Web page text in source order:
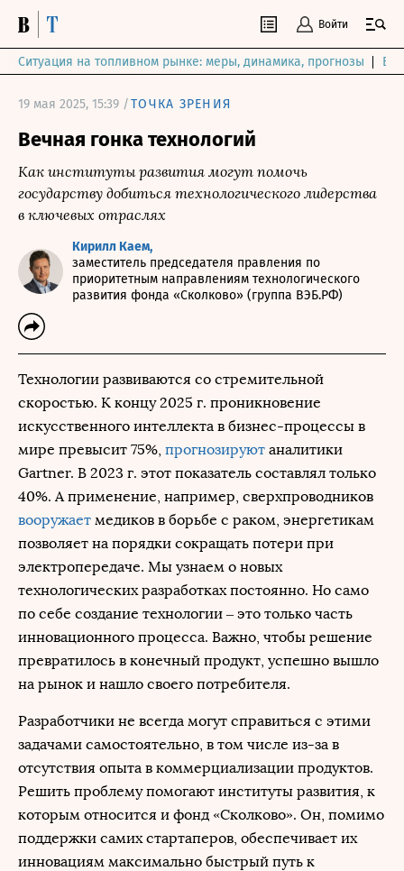
Войти
Ситуация на топливном рынке: меры, динамика, прогнозы
19 мая 2025, 15:39 /ТОЧКА ЗРЕНИЯ
Вечная гонка технологий
Как институты развития могут помочь
государству добиться технологического лидерства
в ключевых отраслях
Кирилл Каем,
заместитель председателя правления по
приоритетным направлениям технологического
развития фонда «Сколково» (группа ВЭБ.РФ)
Технологии развиваются со стремительной
скоростью. К концу 2025 г. проникновение
искусственного интеллекта в бизнес-процессы в
мире превысит 75%, прогнозируют аналитики
Gartner. В 2023 г. этот показатель составлял только
40%. А применение, например, сверхпроводников
вооружает медиков в борьбе с раком, энергетикам
позволяет на порядки сокращать потери при
электропередаче. Мы узнаем о новых
технологических разработках постоянно. Но само
по себе создание технологии – это только часть
инновационного процесса. Важно, чтобы решение
превратилось в конечный продукт, успешно вышло
на рынок и нашло своего потребителя.
Разработчики не всегда могут справиться с этими
задачами самостоятельно, в том числе из-за в
отсутствия опыта в коммерциализации продуктов.
Решить проблему помогают институты развития, к
которым относится и фонд «Сколково». Он, помимо
поддержки самих стартаперов, обеспечивает их
инновациям максимально быстрый путь к